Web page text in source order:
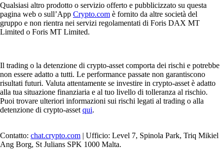
Qualsiasi altro prodotto o servizio offerto e pubblicizzato su questa
pagina web o sull’App Crypto.com è fornito da altre società del
gruppo e non rientra nei servizi regolamentati di Foris DAX MT
Limited o Foris MT Limited.
Il trading o la detenzione di crypto-asset comporta dei rischi e potrebbe
non essere adatto a tutti. Le performance passate non garantiscono
risultati futuri. Valuta attentamente se investire in crypto-asset è adatto
alla tua situazione finanziaria e al tuo livello di tolleranza al rischio.
Puoi trovare ulteriori informazioni sui rischi legati al trading o alla
detenzione di crypto-asset qui.
Contatto: chat.crypto.com | Ufficio: Level 7, Spinola Park, Triq Mikiel
Ang Borg, St Julians SPK 1000 Malta.